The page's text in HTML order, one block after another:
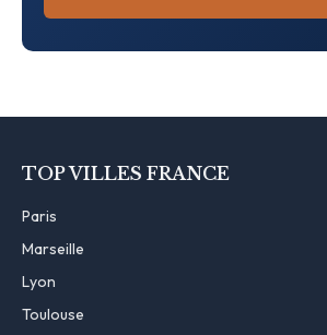
TOP VILLES FRANCE
Paris
Marseille
Lyon
Toulouse